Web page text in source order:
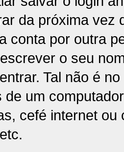
da próxima vez
conta por outra
o seu
Tal não é
de um
cefé internet